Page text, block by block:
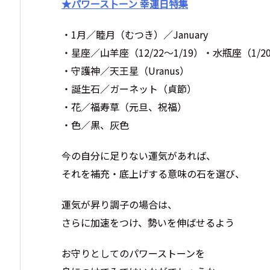
★パワーストーン 幸運日特集
・1月／睦月（むつき）／January
・星座／山羊座（12/22～1/19）・水瓶座（1/20
・守護神／天王星（Uranus）
・誕生石／ガーネット（貞節）
・花／福寿草（元旦、祝福）
・色／黒、灰色
今の自分に足りない運気があれば、
それを補充・底上げする意味の石を選び、
運気が昇り調子の場合は、
さらに加速をつけ、勢いを伸ばせるよう
お守りとしてのパワーストーンを